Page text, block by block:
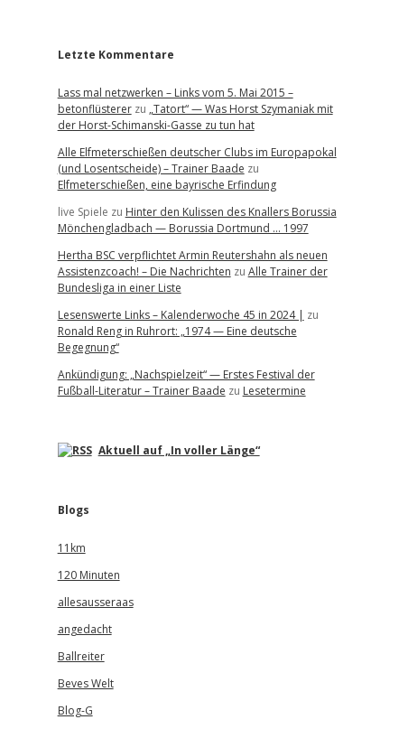
Letzte Kommentare
Lass mal netzwerken – Links vom 5. Mai 2015 –
betonflüstererzu „Tatort“ — Was Horst Szymaniak mit
der Horst-Schimanski-Gasse zu tun hat
Alle Elfmeterschießen deutscher Clubs im Europapokal
(und Losentscheide) – Trainer Baade zu
Elfmeterschießen, eine bayrische Erfindung
live Spiele zu Hinter den Kulissen des Knallers Borussia
Mönchengladbach — Borussia Dortmund … 1997
Hertha BSC verpflichtet Armin Reutershahn als neuen
Assistenzcoach! – Die Nachrichten zu Alle Trainer der
Bundesliga in einer Liste
Lesenswerte Links – Kalenderwoche 45 in 2024 | zu
Ronald Reng in Ruhrort: „1974 — Eine deutsche
Begegnung“
Ankündigung: „Nachspielzeit“ — Erstes Festival der
Fußball-Literatur – Trainer Baade zu Lesetermine
Aktuell auf „In voller Länge“
Blogs
11km
120 Minuten
allesausseraas
angedacht
Ballreiter
Beves Welt
Blog-G